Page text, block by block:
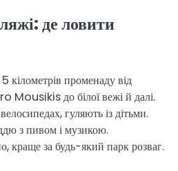
де ловити
кілометрів променаду від
Mousikis до білої вежі й далі.
гуляють із дітьми.
з пивом і музикою.
краще за будь-який парк розваг.